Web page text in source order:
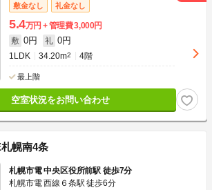
敷金なし 礼金なし
5.4万円 管理費3,000円
敷 0円 礼 0円
1LDK 34.20m2 4階
最上階
空室状況をお問い合わせ
幌南4条
札幌市電 中央区役所前駅 徒歩7分
札幌市電 西線６条駅 徒歩6分